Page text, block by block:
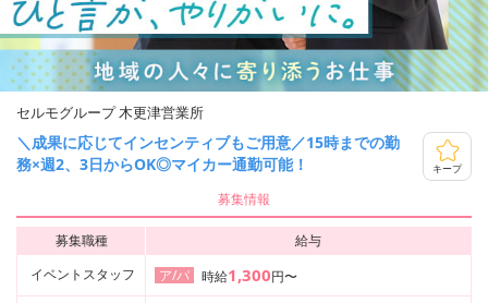
セルモグループ 木更津営業所
＼成果に応じてインセンティブもご用意／15時までの勤
務×週2、3日からOK◎マイカー通勤可能！
キープ
募集情報
募集職種
給与
イベントスタッフ
ア/パ 時給1,300円〜